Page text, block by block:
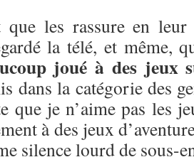
les rassure en leur
la télé, et même,
joué à des jeux
dans la catégorie des
que je n’aime pas les
à des jeux
silence lourd de sous-